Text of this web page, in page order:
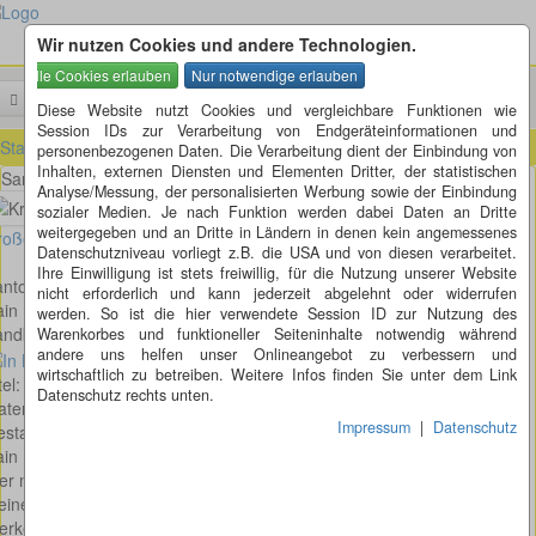
Wir nutzen Cookies und andere Technologien.
Diese Website nutzt Cookies und vergleichbare Funktionen wie
Session IDs zur Verarbeitung von Endgeräteinformationen und
personenbezogenen Daten. Die Verarbeitung dient der Einbindung von
Inhalten, externen Diensten und Elementen Dritter, der statistischen
Analyse/Messung, der personalisierten Werbung sowie der Einbindung
sozialer Medien. Je nach Funktion werden dabei Daten an Dritte
weitergegeben und an Dritte in Ländern in denen kein angemessenes
Datenschutzniveau vorliegt z.B. die USA und von diesen verarbeitet.
Ihre Einwilligung ist stets freiwillig, für die Nutzung unserer Website
nicht erforderlich und kann jederzeit abgelehnt oder widerrufen
werden. So ist die hier verwendete Session ID zur Nutzung des
Warenkorbes und funktioneller Seiteninhalte notwendig während
andere uns helfen unser Onlineangebot zu verbessern und
wirtschaftlich zu betreiben. Weitere Infos finden Sie unter dem Link
Datenschutz rechts unten.
Impressum | Datenschutz
Startseite » ausländische Kreisel » Schweiz » Luzern (LU) » Rain (LU)
Sandblatte in Rain
Bild anzeigen
Luzern
Rotator
Metall
MehrArt Metallgestaltung, Hans Mehr, Dorfstrasse 53, 6026
noch ein paar Gedanken / Beweggründe betreffend Realisierung